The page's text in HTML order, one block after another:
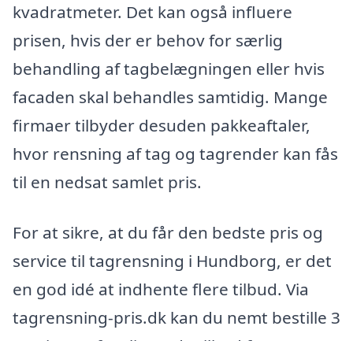
kvadratmeter. Det kan også influere
prisen, hvis der er behov for særlig
behandling af tagbelægningen eller hvis
facaden skal behandles samtidig. Mange
firmaer tilbyder desuden pakkeaftaler,
hvor rensning af tag og tagrender kan fås
til en nedsat samlet pris.
For at sikre, at du får den bedste pris og
service til tagrensning i Hundborg, er det
en god idé at indhente flere tilbud. Via
tagrensning-pris.dk kan du nemt bestille 3